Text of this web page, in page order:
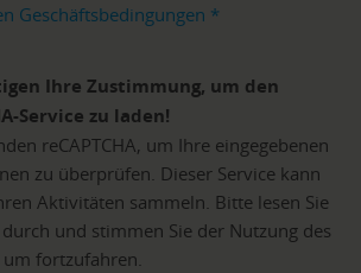
Geschäftsbedingungen *
Ihre Zustimmung, um den
Service zu laden!
reCAPTCHA, um Ihre eingegebenen
zu überprüfen. Dieser Service kann
Aktivitäten sammeln. Bitte lesen Sie
und stimmen Sie der Nutzung des
um fortzufahren.